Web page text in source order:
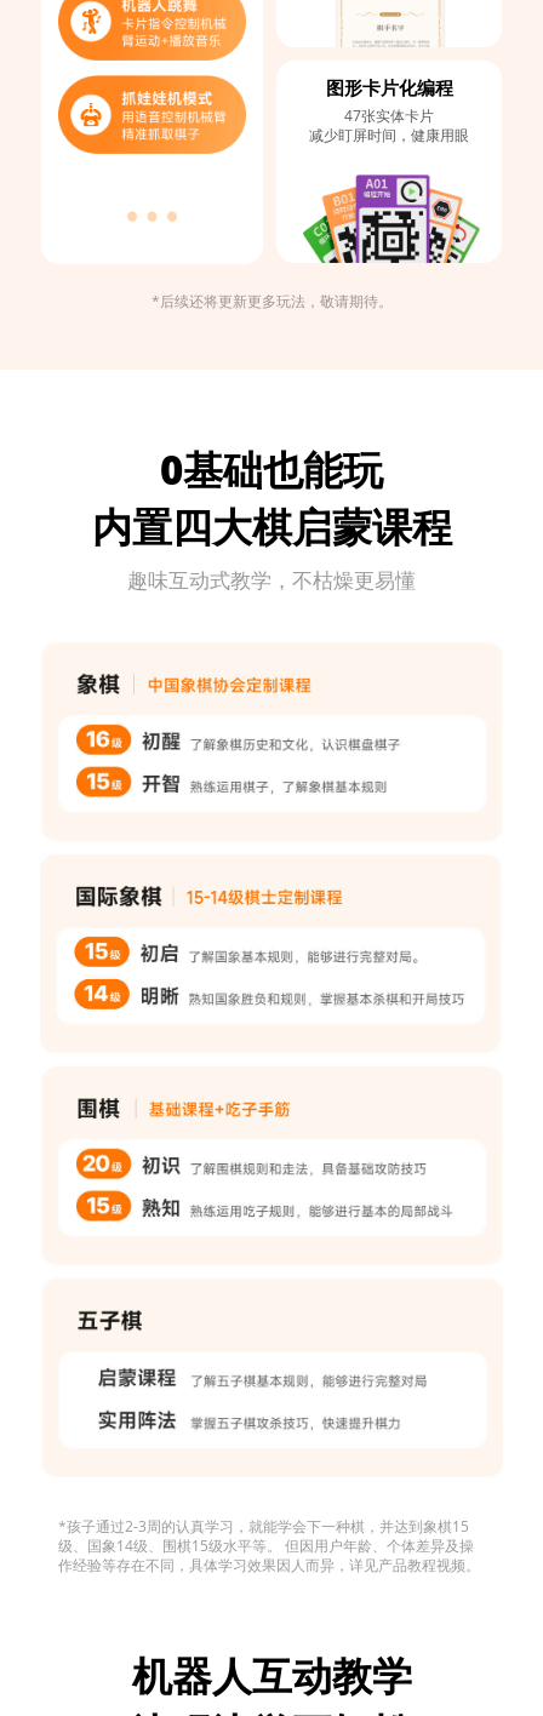
图形卡片化编程
47张实体卡片
减少盯屏时间，健康用眼
*后续还将更新更多玩法，敬请期待。
0基础也能玩
内置四大棋启蒙课程
趣味互动式教学，不枯燥更易懂
*孩子通过2-3周的认真学习，就能学会下一种棋，并达到象棋15
级、国象14级、围棋15级水平等。 但因用户年龄、个体差异及操
作经验等存在不同，具体学习效果因人而异，详见产品教程视频。
机器人互动教学